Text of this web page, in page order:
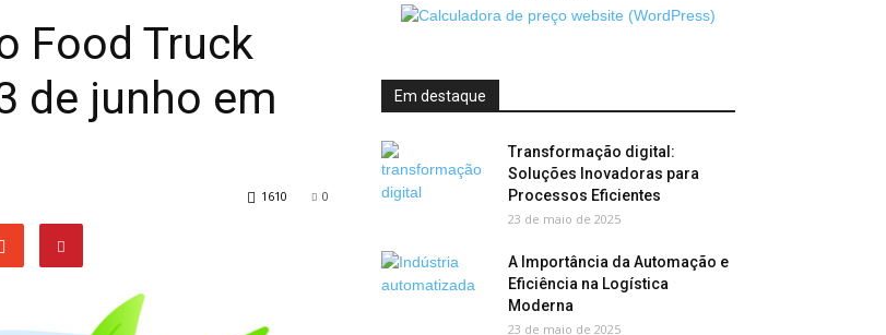
Food Truck
de junho em
0
1610
Em destaque
Transformação digital:
Soluções Inovadoras para
Processos Eficientes
23 de maio de 2025
A Importância da Automação e
Eficiência na Logística
Moderna
23 de maio de 2025